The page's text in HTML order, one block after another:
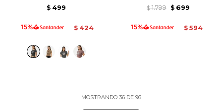
$ 499
$ 424
$ 1.799 $ 699
$ 594
MOSTRANDO 36DE 96